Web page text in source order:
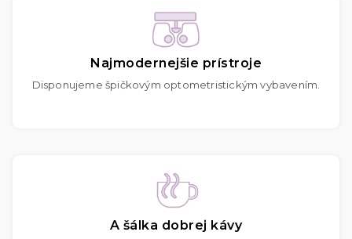
Najmodernejšie prístroje
Disponujeme špičkovým optometristickým vybavením.
A šálka dobrej kávy